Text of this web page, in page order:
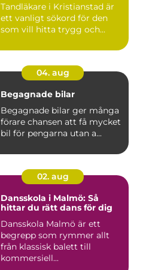
Tandläkare i Kristianstad är
ett vanligt sökord för den
som vill hitta trygg och...
04. aug
Begagnade bilar
Begagnade bilar ger många
förare chansen att få mycket
bil för pengarna utan a...
02. aug
Dansskola i Malmö: Så
hittar du rätt dans för dig
Dansskola Malmö är ett
begrepp som rymmer allt
från klassisk balett till
kommersiell...